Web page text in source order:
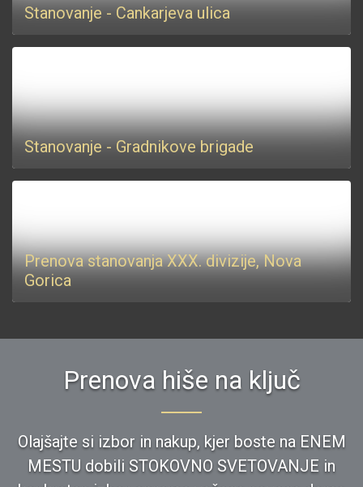
Stanovanje - Cankarjeva ulica
Stanovanje - Gradnikove brigade
Prenova stanovanja XXX. divizije, Nova
Gorica
Prenova hiše na ključ
Olajšajte si izbor in nakup, kjer boste na ENEM
MESTU dobili STOKOVNO SVETOVANJE in